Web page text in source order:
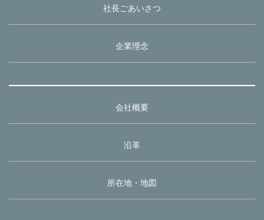
社長ごあいさつ
企業理念
会社概要
沿革
所在地・地図